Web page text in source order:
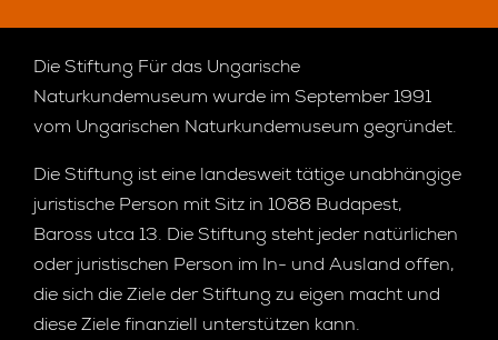
Die Stiftung Für das Ungarische
Naturkundemuseum wurde im September 1991
vom Ungarischen Naturkundemuseum gegründet.
Die Stiftung ist eine landesweit tätige unabhängige
juristische Person mit Sitz in 1088 Budapest,
Baross utca 13. Die Stiftung steht jeder natürlichen
oder juristischen Person im In- und Ausland offen,
die sich die Ziele der Stiftung zu eigen macht und
diese Ziele finanziell unterstützen kann.